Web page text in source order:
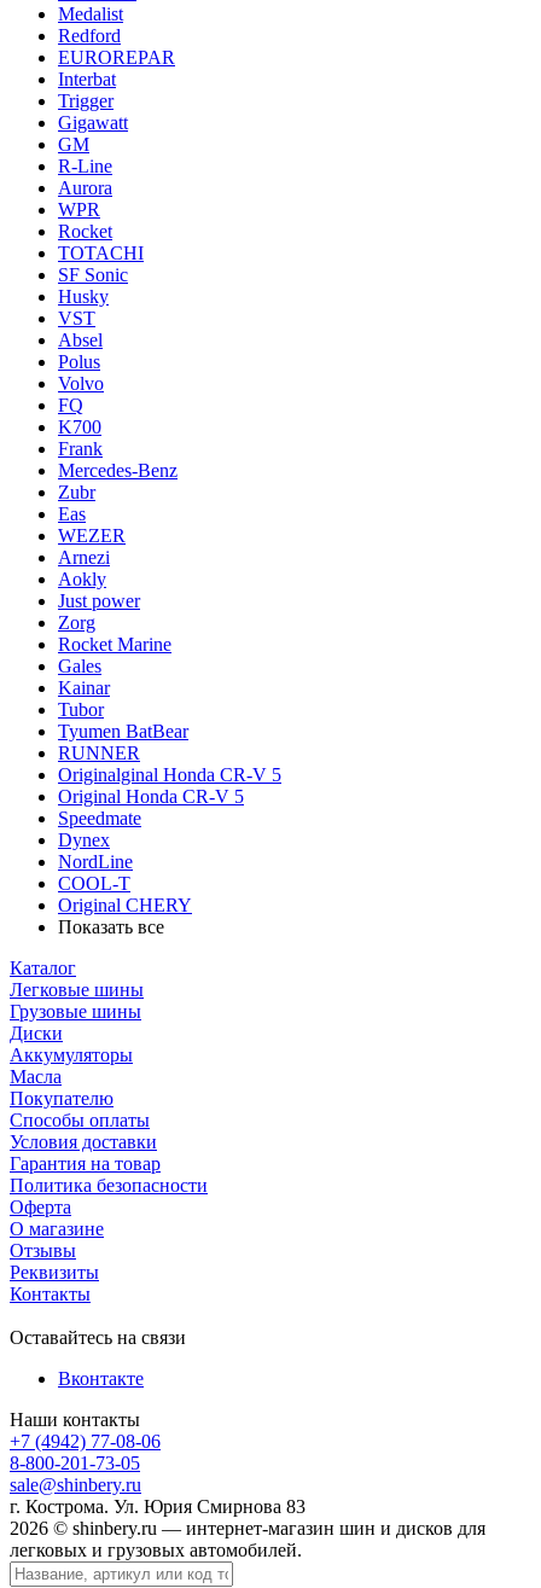
Medalist
Redford
EUROREPAR
Interbat
Trigger
Gigawatt
GM
R-Line
Aurora
WPR
Rocket
TOTACHI
SF Sonic
Husky
VST
Absel
Polus
Volvo
FQ
K700
Frank
Mercedes-Benz
Zubr
Eas
WEZER
Arnezi
Aokly
Just power
Zorg
Rocket Marine
Gales
Kainar
Tubor
Tyumen BatBear
RUNNER
Originalginal Honda CR-V 5
Original Honda CR-V 5
Speedmate
Dynex
NordLine
COOL-T
Original СHERY
Показать все
Каталог
Легковые шины
Грузовые шины
Диски
Аккумуляторы
Масла
Покупателю
Способы оплаты
Условия доставки
Гарантия на товар
Политика безопасности
Оферта
О магазине
Отзывы
Реквизиты
Контакты
Оставайтесь на связи
Вконтакте
Наши контакты
+7 (4942) 77-08-06
8-800-201-73-05
sale@shinbery.ru
г. Кострома. Ул. Юрия Смирнова 83
2026 © shinbery.ru — интернет-магазин шин и дисков для
легковых и грузовых автомобилей.